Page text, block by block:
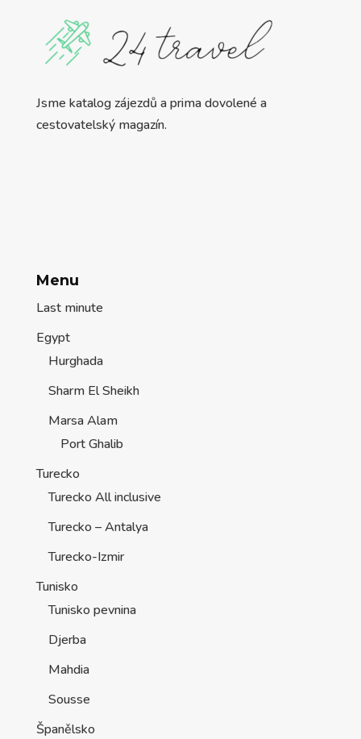
Jsme katalog zájezdů a prima dovolené a
cestovatelský magazín.
Menu
Last minute
Egypt
Hurghada
Sharm El Sheikh
Marsa Alam
Port Ghalib
Turecko
Turecko All inclusive
Turecko – Antalya
Turecko-Izmir
Tunisko
Tunisko pevnina
Djerba
Mahdia
Sousse
Španělsko